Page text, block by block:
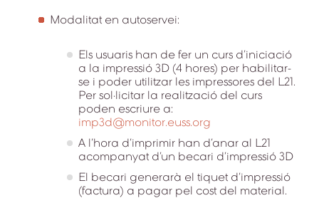
Modalitat en autoservei:
Els usuaris han de fer un curs d’iniciació
a la impressió 3D (4 hores) per habilitar-
se i poder utilitzar les impressores del L21.
Per sol·licitar la realització del curs
poden escriure a:
imp3d@monitor.euss.org
A l’hora d’imprimir han d’anar al L21
acompanyat d’un becari d’impressió 3D
El becari generarà el tiquet d’impressió
(factura) a pagar pel cost del material.